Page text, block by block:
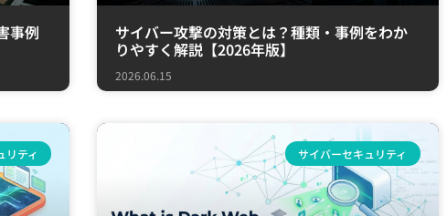
事例 サイバー攻撃の対策とは？種類・事例をわか
りやすく解説【2026年版】
2026.06.15
リティ サイバーセキュリティ